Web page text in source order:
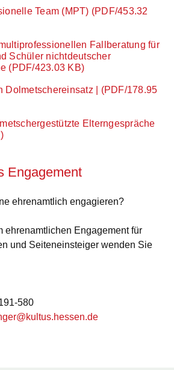
Team (MPT) (PDF/453.32
neuen Fenster
Fallberatung für
Schüler nichtdeutscher
(PDF/423.03 KB)
neuen Fenster
Dolmetschereinsatz | (PDF/178.95
neuen Fenster
Elterngespräche
neuen Fenster
Engagement
ehrenamtlich engagieren?
ehrenamtlichen Engagement für
und Seiteneinsteiger wenden Sie
580